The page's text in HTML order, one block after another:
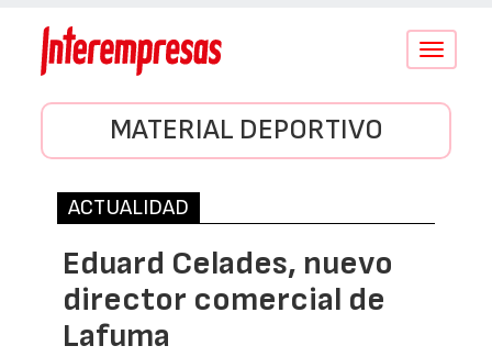
Conmutar
MATERIAL DEPORTIVO
ACTUALIDAD
Eduard Celades, nuevo
director comercial de
Lafuma